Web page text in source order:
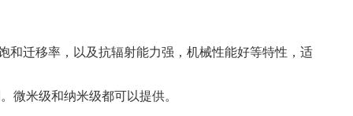
和迁移率，以及抗辐射能力强，机械性能好等特性，适
微米级和纳米级都可以提供。